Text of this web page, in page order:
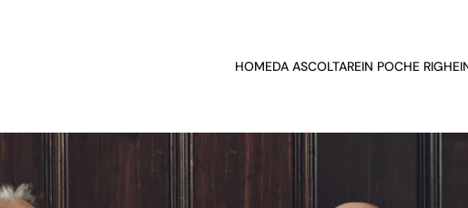
HOMEDA ASCOLTAREIN POCHE RIGHE